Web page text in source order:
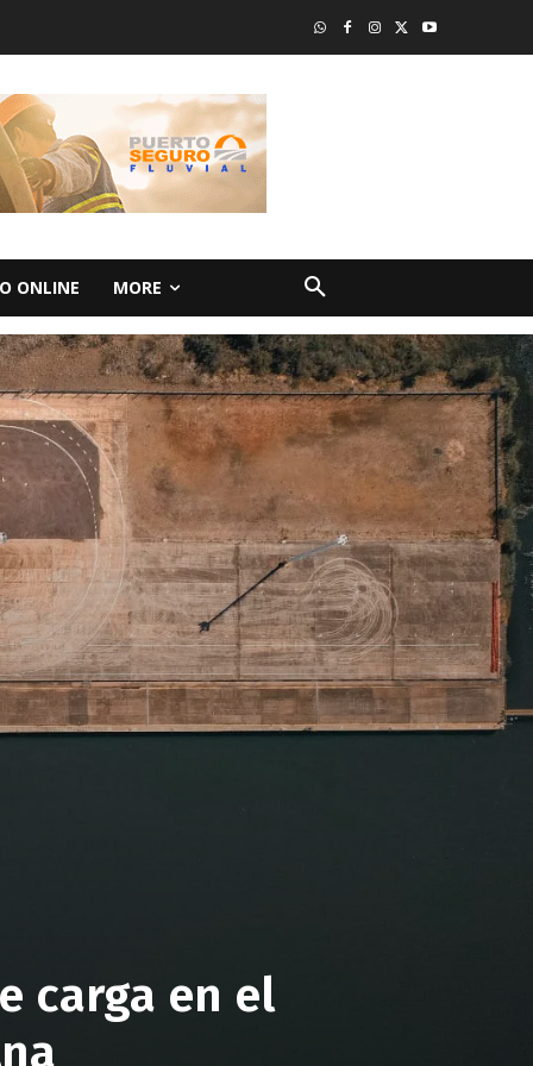
ONLINE MORE
carga en el